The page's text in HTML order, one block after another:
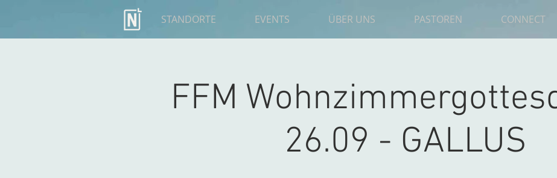
STANDORTE EVENTS ÜBER UNS PASTOREN CONNECT
FFM
26.09 - GALLUS